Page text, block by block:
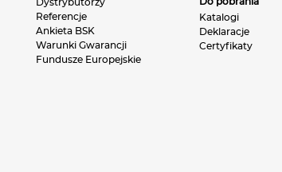
Dystrybutorzy
Referencje
Ankieta BSK
Warunki Gwarancji
Fundusze Europejskie
Katalogi
Deklaracje
Certyfikaty